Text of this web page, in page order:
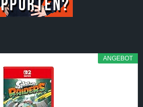
ANGEBOT